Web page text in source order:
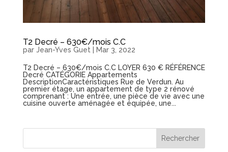
T2 Decré – 630€/mois C.C
par Jean-Yves Guet Mar 3, 2022
T2 Decré – 630€/mois C.C LOYER 630 € RÉFÉRENCE
Decré CATÉGORIE Appartements
DescriptionCaractéristiques Rue de Verdun. Au
premier étage, un appartement de type 2 rénové
comprenant : Une entrée, une pièce de vie avec une
cuisine ouverte aménagée et équipée, une...